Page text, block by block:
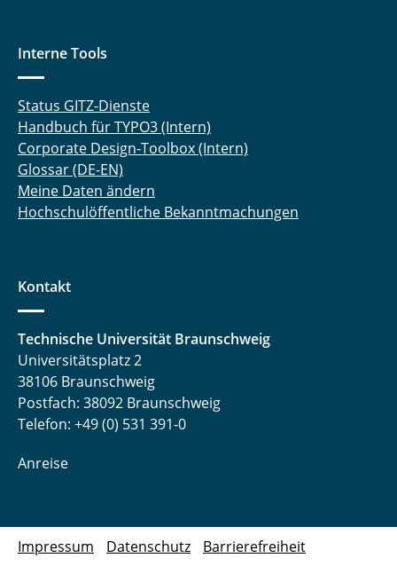
Interne Tools
Status GITZ-Dienste
Handbuch für TYPO3 (Intern)
Corporate Design-Toolbox (Intern)
Glossar (DE-EN)
Meine Daten ändern
Hochschulöffentliche Bekanntmachungen
Kontakt
Technische Universität Braunschweig
Universitätsplatz 2
38106 Braunschweig
Postfach: 38092 Braunschweig
Telefon: +49 (0) 531 391-0
Anreise
Impressum Datenschutz Barrierefreiheit